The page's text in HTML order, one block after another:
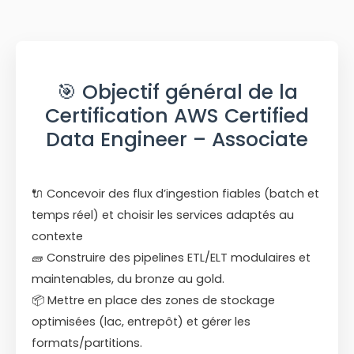
🎯 Objectif général de la
Certification AWS Certified
Data Engineer – Associate
🔌 Concevoir des flux d’ingestion fiables (batch et
temps réel) et choisir les services adaptés au
contexte
🧱 Construire des pipelines ETL/ELT modulaires et
maintenables, du bronze au gold.
📦 Mettre en place des zones de stockage
optimisées (lac, entrepôt) et gérer les
formats/partitions.